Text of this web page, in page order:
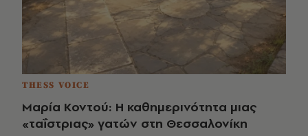
THESS VOICE
Μαρία Κοντού: Η καθημερινότητα μιας
«ταΐστριας» γατών στη Θεσσαλονίκη